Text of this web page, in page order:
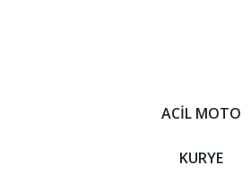
ACİL MOTO
KURYE